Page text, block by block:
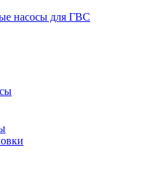
насосы для ГВС